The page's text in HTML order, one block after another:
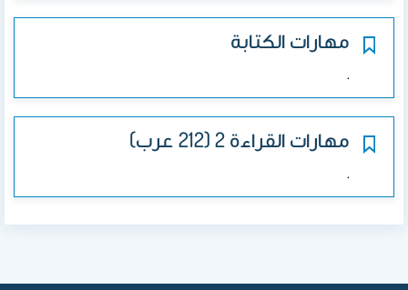
مهارات الكتابة
.
مهارات القراءة 2 (212 عرب)
.